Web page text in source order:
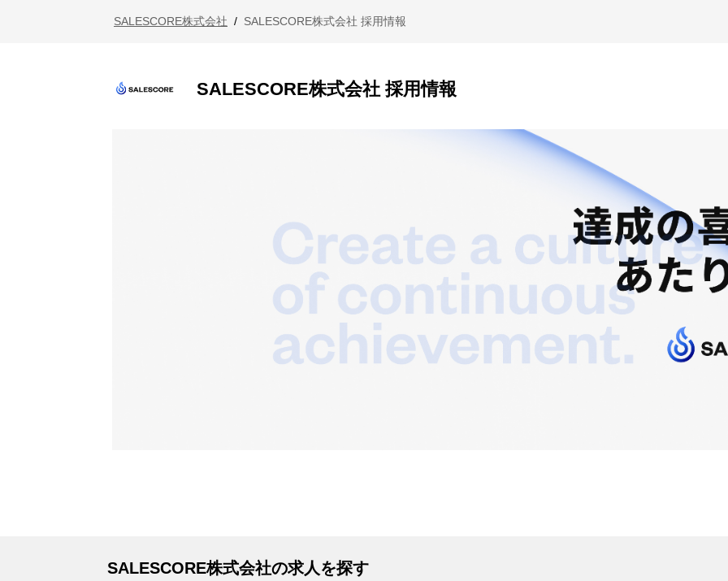
SALESCORE株式会社 / SALESCORE株式会社 採用情報
SALESCORE株式会社 採用情報
SALESCORE株式会社の求人を探す